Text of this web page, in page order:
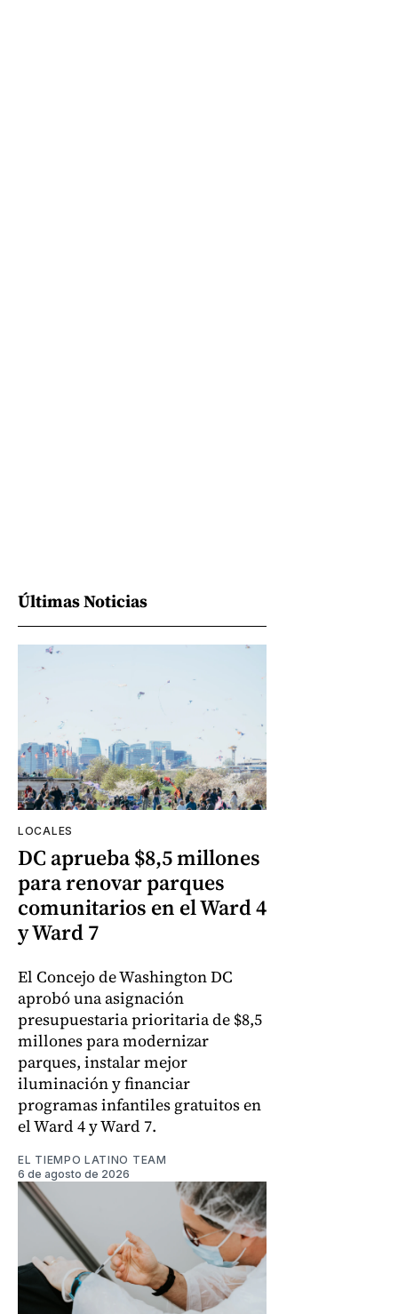
Últimas Noticias
LOCALES
DC aprueba $8,5 millones
para renovar parques
comunitarios en el Ward 4
y Ward 7
El Concejo de Washington DC
aprobó una asignación
presupuestaria prioritaria de $8,5
millones para modernizar
parques, instalar mejor
iluminación y financiar
programas infantiles gratuitos en
el Ward 4 y Ward 7.
EL TIEMPO LATINO TEAM
6 de agosto de 2026